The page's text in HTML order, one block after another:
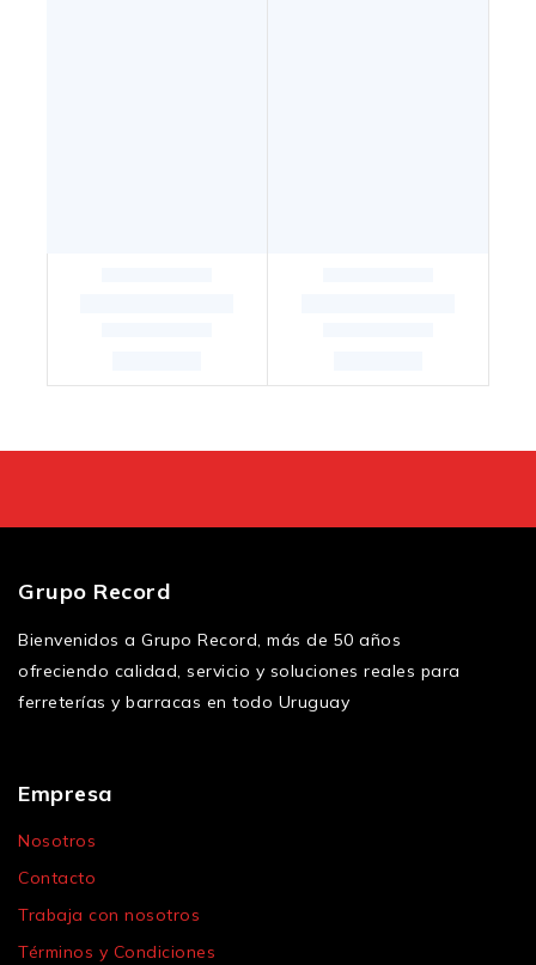
Grupo Record
Bienvenidos a Grupo Record, más de 50 años
ofreciendo calidad, servicio y soluciones reales para
ferreterías y barracas en todo Uruguay
Empresa
Nosotros
Contacto
Trabaja con nosotros
Términos y Condiciones